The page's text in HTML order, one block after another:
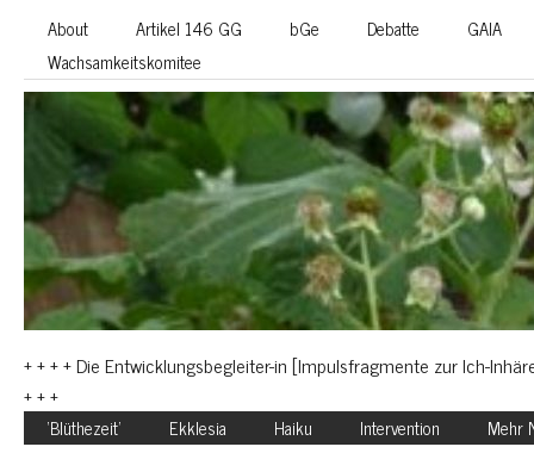
About Artikel 146 GG bGe Debatte
GAIA
Wachsamkeitskomitee
+ + + + Die Entwicklungsbegleiter-in [Impulsfragmente zur Ich-
+ + +
‘Blüthezeit’ Ekklesia Haiku Intervention Mehr